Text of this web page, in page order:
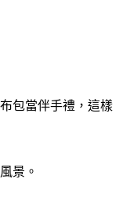
包當伴手禮，這樣
景。